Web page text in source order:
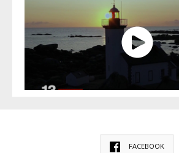
FACEBOOK